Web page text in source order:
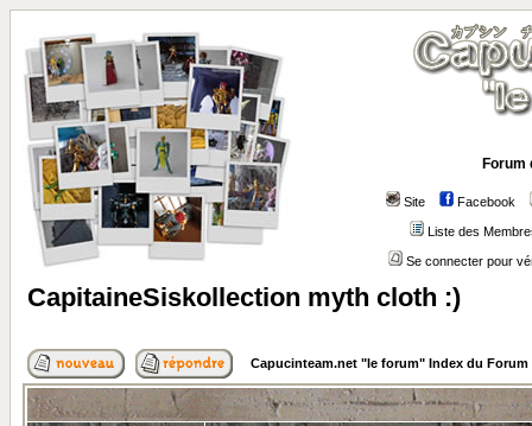
Forum
Site Facebook
Liste des
Se connecter pour
CapitaineSiskollection myth cloth :)
Capucinteam.net "le forum" Index du Forum